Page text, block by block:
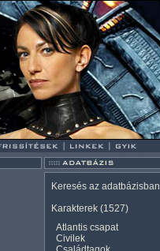
Keresés az adatbázisban
Karakterek (1527)
Atlantis csapat
Civilek